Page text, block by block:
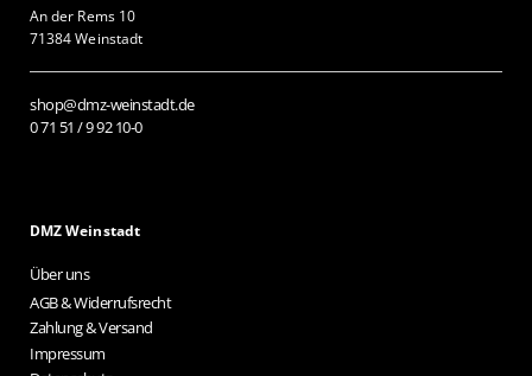
An der Rems 10
71384 Weinstadt
shop@dmz-weinstadt.de
0 71 51 / 9 92 10-0
DMZ Weinstadt
Über uns
AGB & Widerrufsrecht
Zahlung & Versand
Impressum